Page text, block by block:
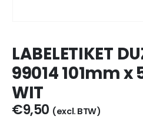
LABELETIKET
99014 101mm
WIT
€9,50 (excl. BTW)